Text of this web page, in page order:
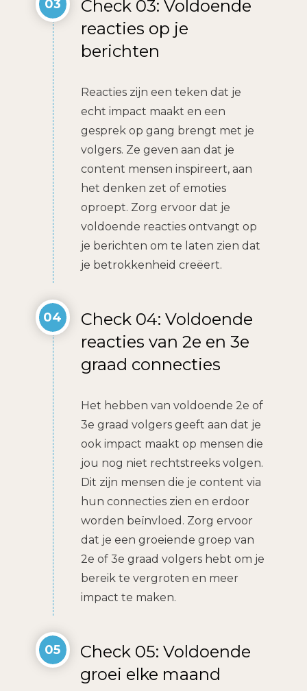
03
Check 03: Voldoende
reacties op je
berichten
Reacties zijn een teken dat je
echt impact maakt en een
gesprek op gang brengt met je
volgers. Ze geven aan dat je
content mensen inspireert, aan
het denken zet of emoties
oproept. Zorg ervoor dat je
voldoende reacties ontvangt op
je berichten om te laten zien dat
je betrokkenheid creëert.
04
Check 04: Voldoende
reacties van 2e en 3e
graad connecties
Het hebben van voldoende 2e of
3e graad volgers geeft aan dat je
ook impact maakt op mensen die
jou nog niet rechtstreeks volgen.
Dit zijn mensen die je content via
hun connecties zien en erdoor
worden beïnvloed. Zorg ervoor
dat je een groeiende groep van
2e of 3e graad volgers hebt om je
bereik te vergroten en meer
impact te maken.
05
Check 05: Voldoende
groei elke maand